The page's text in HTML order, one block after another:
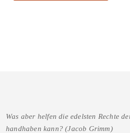
Was aber helfen die edelsten Rechte
handhaben kann? (Jacob Grimm)